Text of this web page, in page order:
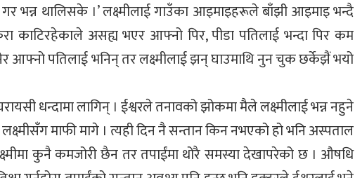
गर भन्न थालिसके ।’ लक्ष्मीलाई गाउँका आइमाइहरूले बाँझी आइमाइ भन्दै
काटिरहेकाले असह्य भएर आफ्नो पिर, पीडा पतिलाई भन्दा पिर कम
आफ्नो पतिलाई भनिन् तर लक्ष्मीलाई झन् घाउमाथि नुन चुक छर्केझैं भयो
धन्दामा लागिन् । ईश्वरले तनावको झोकमा मैले लक्ष्मीलाई भन्न नहुने
लक्ष्मीसँग माफी मागे । त्यही दिन नै सन्तान किन नभएको हो भनि अस्पताल
कुनै कमजोरी छैन तर तपाईंमा थोरै समस्या देखापरेको छ । औषधि